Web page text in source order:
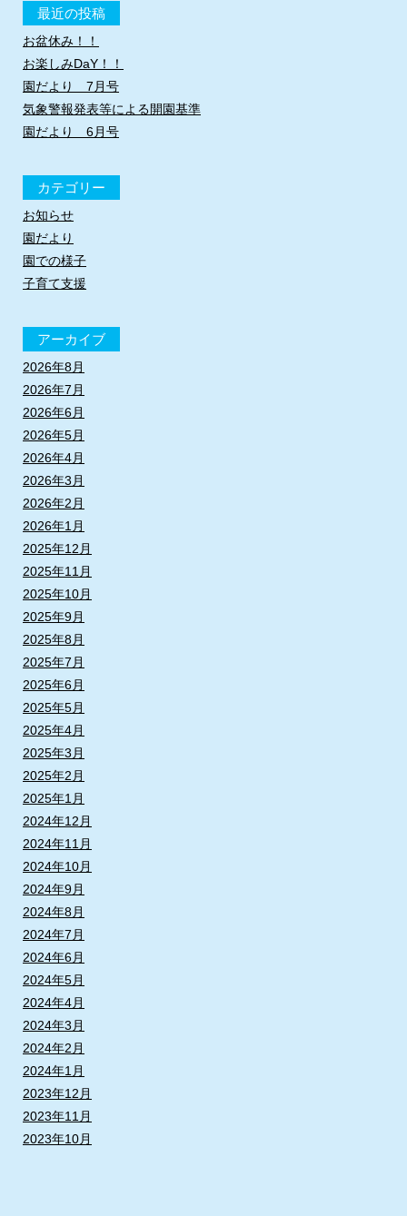
最近の投稿
お盆休み！！
お楽しみDaY！！
園だより 7月号
気象警報発表等による開園基準
園だより 6月号
カテゴリー
お知らせ
園だより
園での様子
子育て支援
アーカイブ
2026年8月
2026年7月
2026年6月
2026年5月
2026年4月
2026年3月
2026年2月
2026年1月
2025年12月
2025年11月
2025年10月
2025年9月
2025年8月
2025年7月
2025年6月
2025年5月
2025年4月
2025年3月
2025年2月
2025年1月
2024年12月
2024年11月
2024年10月
2024年9月
2024年8月
2024年7月
2024年6月
2024年5月
2024年4月
2024年3月
2024年2月
2024年1月
2023年12月
2023年11月
2023年10月